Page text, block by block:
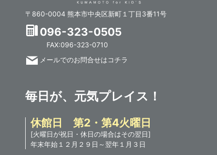
〒860-0004 熊本市中央区新町１丁目3番11号
096-323-0505
FAX:096-323-0710
メールでのお問合せはコチラ
毎日が、元気プレイス！
休館日 第2・第4火曜日
[火曜日が祝日・休日の場合はその翌日]
年末年始１２月２９日～翌年１月３日